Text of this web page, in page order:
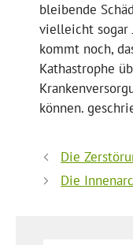
bleibende
vielleicht sogar
kommt noch,
Kathastrophe
können.
Die
Die